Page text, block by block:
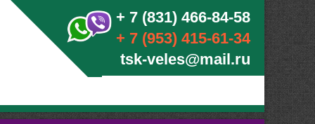
+ 7 (831) 466-84-58
+ 7 (953) 415-61-34
tsk-veles@mail.ru